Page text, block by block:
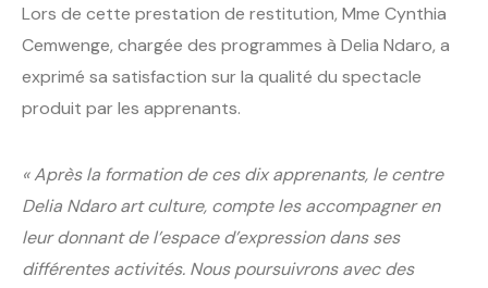
Lors de cette prestation de restitution, Mme Cynthia
Cemwenge, chargée des programmes à Delia Ndaro, a
exprimé sa satisfaction sur la qualité du spectacle
produit par les apprenants.
« Après la formation de ces dix apprenants, le centre
Delia Ndaro art culture, compte les accompagner en
leur donnant de l’espace d’expression dans ses
différentes activités. Nous poursuivrons avec des